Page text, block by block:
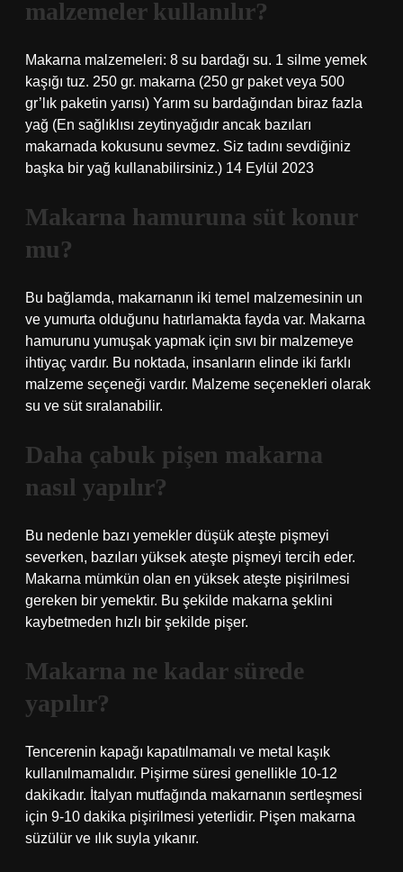
malzemeler kullanılır?
Makarna malzemeleri: 8 su bardağı su. 1 silme yemek
kaşığı tuz. 250 gr. makarna (250 gr paket veya 500
gr’lık paketin yarısı) Yarım su bardağından biraz fazla
yağ (En sağlıklısı zeytinyağıdır ancak bazıları
makarnada kokusunu sevmez. Siz tadını sevdiğiniz
başka bir yağ kullanabilirsiniz.) 14 Eylül 2023
Makarna hamuruna süt konur
mu?
Bu bağlamda, makarnanın iki temel malzemesinin un
ve yumurta olduğunu hatırlamakta fayda var. Makarna
hamurunu yumuşak yapmak için sıvı bir malzemeye
ihtiyaç vardır. Bu noktada, insanların elinde iki farklı
malzeme seçeneği vardır. Malzeme seçenekleri olarak
su ve süt sıralanabilir.
Daha çabuk pişen makarna
nasıl yapılır?
Bu nedenle bazı yemekler düşük ateşte pişmeyi
severken, bazıları yüksek ateşte pişmeyi tercih eder.
Makarna mümkün olan en yüksek ateşte pişirilmesi
gereken bir yemektir. Bu şekilde makarna şeklini
kaybetmeden hızlı bir şekilde pişer.
Makarna ne kadar sürede
yapılır?
Tencerenin kapağı kapatılmamalı ve metal kaşık
kullanılmamalıdır. Pişirme süresi genellikle 10-12
dakikadır. İtalyan mutfağında makarnanın sertleşmesi
için 9-10 dakika pişirilmesi yeterlidir. Pişen makarna
süzülür ve ılık suyla yıkanır.